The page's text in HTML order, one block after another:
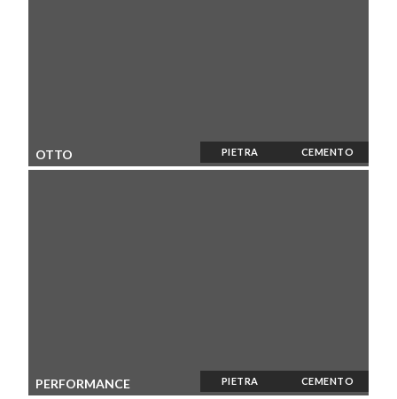
OTTO PIETRA CEMENTO
PERFORMANCE PIETRA CEMENTO